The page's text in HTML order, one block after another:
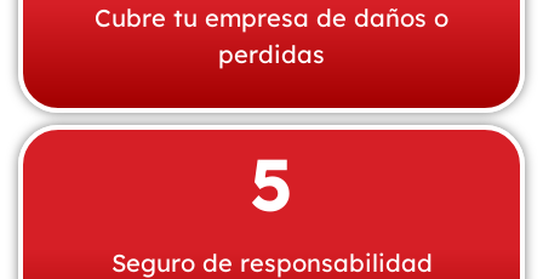
Cubre tu empresa de daños o
perdidas
5
Seguro de responsabilidad